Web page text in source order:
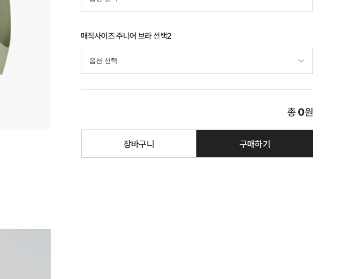
매직사이즈 주니어 브라 선택2
총 0원
장바구니 구매하기